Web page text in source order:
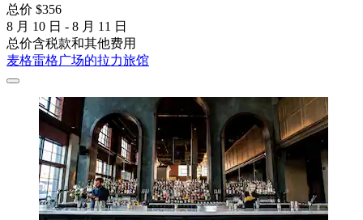
总价 $356
8 月 10 日 - 8 月 11 日
总价含税款和其他费用
麦格雷格广场的拉力旅馆